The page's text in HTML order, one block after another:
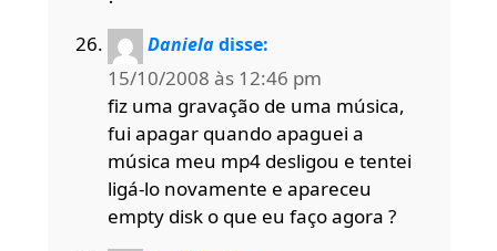
Daniela disse:
15/10/2008 às 12:46 pm
fiz uma gravação de uma música,
fui apagar quando apaguei a
música meu mp4 desligou e tentei
ligá-lo novamente e apareceu
empty disk o que eu faço agora ?